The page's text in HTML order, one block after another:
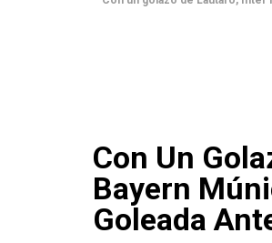
Con Un
Bayern
Goleada